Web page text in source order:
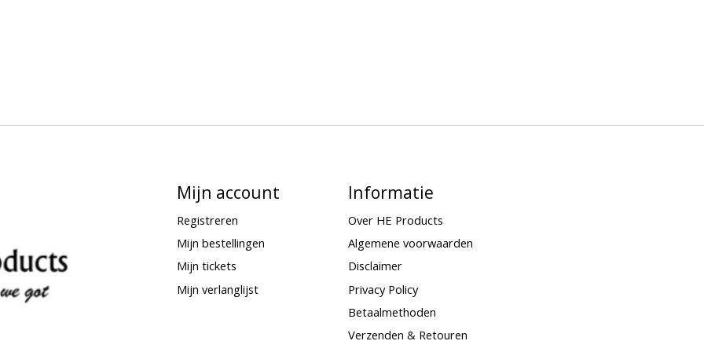
Mijn account
Registreren
Mijn bestellingen
Mijn tickets
Mijn verlanglijst
Informatie
Over HE Products
Algemene voorwaarden
Disclaimer
Privacy Policy
Betaalmethoden
Verzenden & Retouren